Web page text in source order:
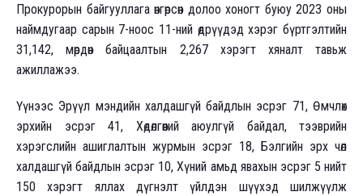
Прокурорын байгууллага өнгөрсөн долоо хоногт буюу 2023 оны
наймдугаар сарын 7-ноос 11-ний өдрүүдэд хэрэг бүртгэлтийн
31,142, мөрдөн байцаалтын 2,267 хэрэгт хяналт тавьж
ажиллажээ.
Үүнээс Эрүүл мэндийн халдашгүй байдлын эсрэг 71, Өмчлөх
эрхийн эсрэг 41, Хөдөлгөөний аюулгүй байдал, тээврийн
хэрэгслийн ашиглалтын журмын эсрэг 18, Бэлгийн эрх чөлөө
халдашгүй байдлын эсрэг 10, Хүний амьд явахын эсрэг 5 нийт
150 хэрэгт яллах дүгнэлт үйлдэн шүүхэд шилжүүлж